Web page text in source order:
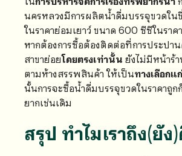
นครหลวงมีการผลิตน้ำดื่มบรรจุขวดในชื่
ในราคาย่อมเยาว์ ขนาด 600 ซีซีในรา
หากต้องการซื้อต้องติดต่อที่การประปา
สาขาย่อยโดยตรงเท่านั้น ยังไม่มีหน้าร้
ตามห้างสรรพสินค้า ให้เป็นทางเลือก
นั้นการจะซื้อน้ำดื่มบรรจุขวดในราคาถูก
ยากเช่นเดิม
สรุป ทำไมเราถึง(ยัง